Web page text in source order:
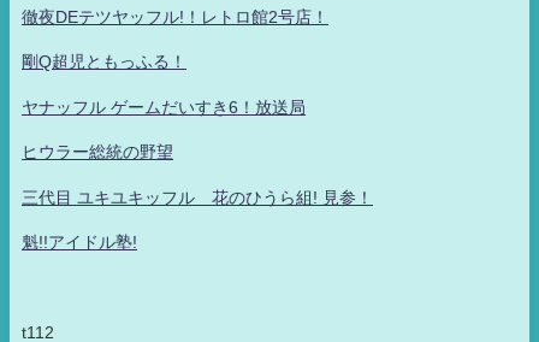
徹夜DEテツヤッフル!！レトロ館2号店！
剛Q超児ともっふる！
ヤナッフル ゲームだいすき6！放送局
ヒウラー総統の野望
三代目 ユキユキッフル 花のひうら組! 見参！
魁!!アイドル塾!
t112